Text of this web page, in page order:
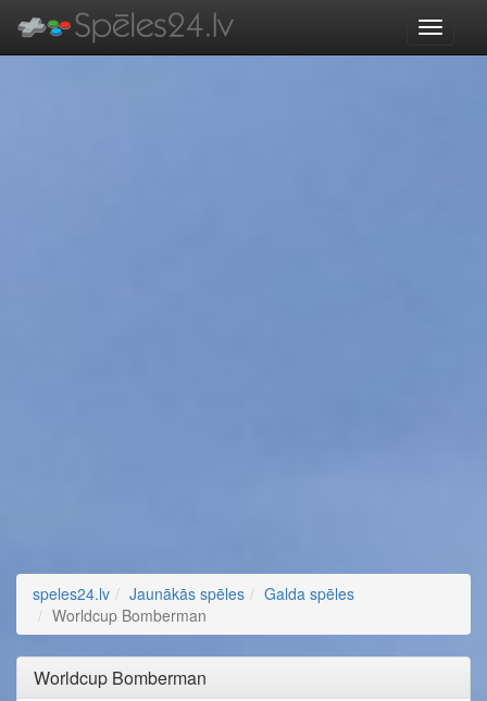
speles24.lv Jaunākās spēles
Galda spēles
Worldcup Bomberman
Worldcup Bomberman